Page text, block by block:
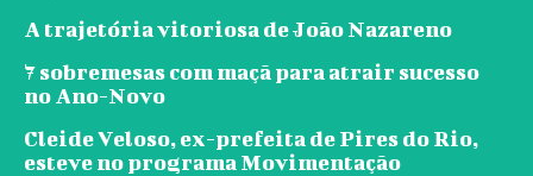
A trajetória vitoriosa de João Nazareno
7 sobremesas com maçã para atrair sucesso
no Ano-Novo
Cleide Veloso, ex-prefeita de Pires do Rio,
esteve no programa Movimentação